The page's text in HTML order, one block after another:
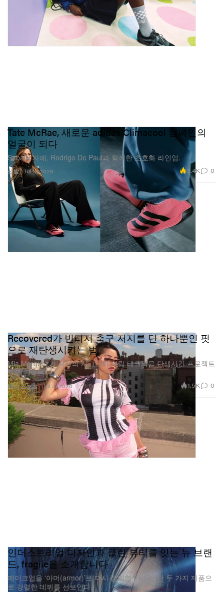
신발
Tate McRae, 새로운 adidas Climacool 캠페인의
얼굴이 되다
Sabally 자매, Rodrigo De Paul과 함께한 초호화 라인업.
Jul 3, 2026 3.4K 0
패션 스포츠
Recovered가 빈티지 축구 저지를 단 하나뿐인 핏
으로 재탄생시키는 법
Mia Marquez가 자신의 시그니처 셔링 테크닉을 탄생시킨 프로젝트
들을 돌아본다.
Jul 2, 2026 1.5K 0
인더스트리얼 디자인과 클린 뷰티를 잇는 뉴 브랜
드, fragile을 소개합니다
메이크업을 ‘아머(armor)’로 다시 정의한 fragile, 단 두 가지 제품으
로 강렬한 데뷔를 선보인다.